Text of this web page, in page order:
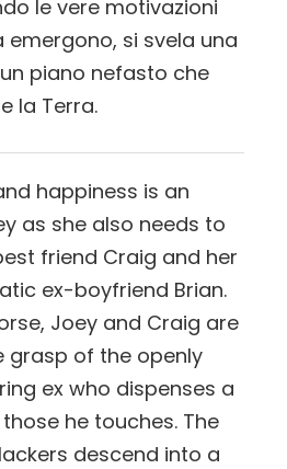
le vere motivazioni
emergono, si svela una
piano nefasto che
la Terra.
happiness is an
as she also needs to
friend Craig and her
ex-boyfriend Brian.
Joey and Craig are
grasp of the openly
ex who dispenses a
he touches. The
descend into a